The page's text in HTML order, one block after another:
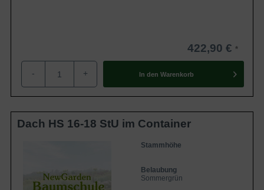
422,90 €
- + In den Warenkorb
Dach HS 16-18 StU im Container
Stammhöhe
Belaubung
Sommergrün